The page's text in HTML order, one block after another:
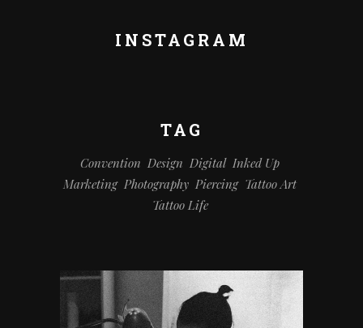
INSTAGRAM
TAG
Convention Design Digital Inked Up
Marketing Photography Piercing Tattoo Art
Tattoo Life